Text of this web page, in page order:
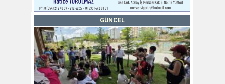
GÜNCEL